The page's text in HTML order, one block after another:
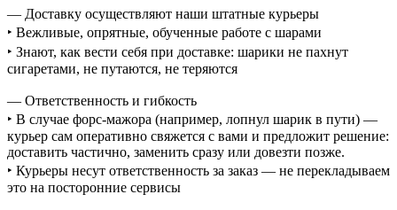
— Доставку осуществляют наши штатные курьеры
‣ Вежливые, опрятные, обученные работе с шарами
‣ Знают, как вести себя при доставке: шарики не пахнут
сигаретами, не путаются, не теряются
— Ответственность и гибкость
‣ В случае форс-мажора (например, лопнул шарик в пути) —
курьер сам оперативно свяжется с вами и предложит решение:
доставить частично, заменить сразу или довезти позже.
‣ Курьеры несут ответственность за заказ — не перекладываем
это на посторонние сервисы